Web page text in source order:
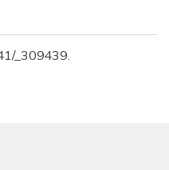
_309439.